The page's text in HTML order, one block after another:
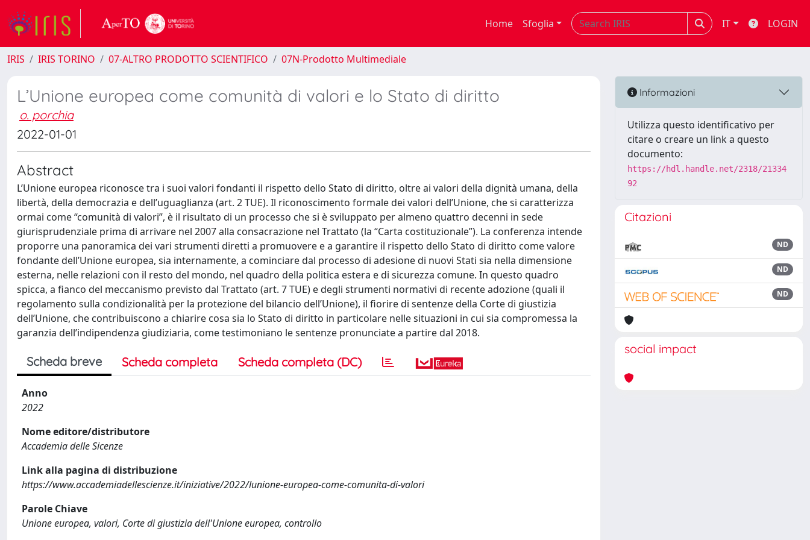
Home Sfoglia IT LOGIN
IRIS IRIS TORINO 07-ALTRO PRODOTTO SCIENTIFICO 07N-Prodotto Multimediale
L’Unione europea come comunità di valori e lo Stato di diritto
o. porchia
2022-01-01
Abstract
L’Unione europea riconosce tra i suoi valori fondanti il rispetto dello Stato di diritto, oltre ai valori della dignità umana, della
libertà, della democrazia e dell’uguaglianza (art. 2 TUE). Il riconoscimento formale dei valori dell’Unione, che si caratterizza
ormai come “comunità di valori”, è il risultato di un processo che si è sviluppato per almeno quattro decenni in sede
giurisprudenziale prima di arrivare nel 2007 alla consacrazione nel Trattato (la “Carta costituzionale”). La conferenza intende
proporre una panoramica dei vari strumenti diretti a promuovere e a garantire il rispetto dello Stato di diritto come valore
fondante dell’Unione europea, sia internamente, a cominciare dal processo di adesione di nuovi Stati sia nella dimensione
esterna, nelle relazioni con il resto del mondo, nel quadro della politica estera e di sicurezza comune. In questo quadro
spicca, a fianco del meccanismo previsto dal Trattato (art. 7 TUE) e degli strumenti normativi di recente adozione (quali il
regolamento sulla condizionalità per la protezione del bilancio dell’Unione), il fiorire di sentenze della Corte di giustizia
dell’Unione, che contribuiscono a chiarire cosa sia lo Stato di diritto in particolare nelle situazioni in cui sia compromessa la
garanzia dell’indipendenza giudiziaria, come testimoniano le sentenze pronunciate a partire dal 2018.
Scheda breve Scheda completa Scheda completa (DC)
Anno
2022
Nome editore/distributore
Accademia delle Sicenze
Link alla pagina di distribuzione
https://www.accademiadellescienze.it/iniziative/2022/lunione-europea-come-comunita-di-valori
Parole Chiave
Unione europea, valori, Corte di giustizia dell'Unione europea, controllo
Informazioni
Utilizza questo identificativo per
citare o creare un link a questo
documento:
https://hdl.handle.net/2318/21334
92
Citazioni
ND
ND
ND
social impact